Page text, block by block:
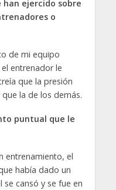
ejercido sobre
o
de mi equipo
entrenador le
que la presión
la de los demás.
puntual que le
entrenamiento, el
había dado un
cansó y se fue en